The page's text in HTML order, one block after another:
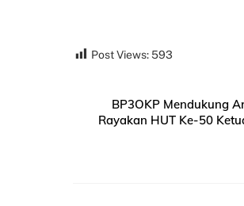
Post Views:593
BP3OKP Mendukung
Rayakan HUT Ke-50